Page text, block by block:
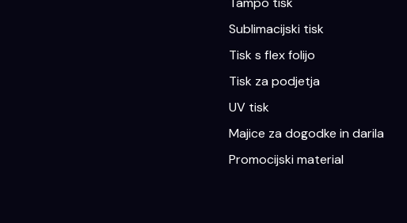
Sublimacijski tisk
Tisk s flex folijo
Tisk za podjetja
UV tisk
Majice za dogodke in darila
Promocijski material